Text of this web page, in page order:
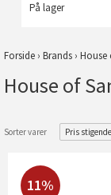
På lager
Forside › Brands › House
House of
Sorter varer Pris stigende
11%